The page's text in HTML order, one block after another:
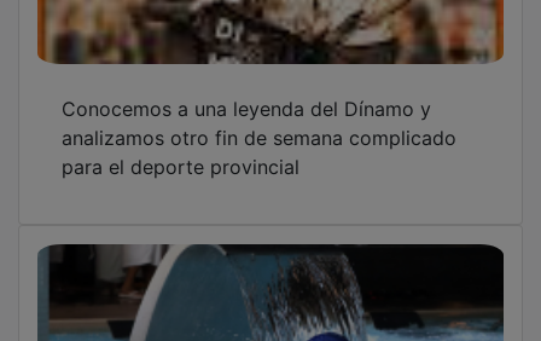
Conocemos a una leyenda del Dínamo y
analizamos otro fin de semana complicado
para el deporte provincial